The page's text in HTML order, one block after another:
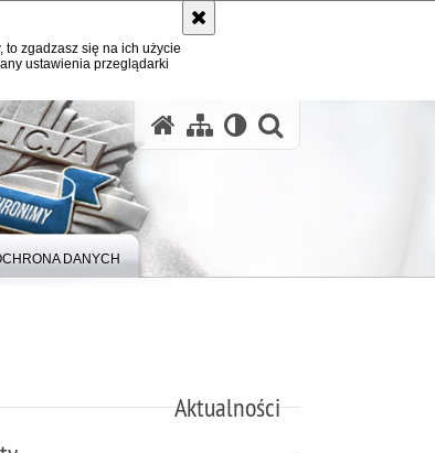
to zgadzasz się na ich użycie
ustawienia przeglądarki
DANYCH
Aktualności